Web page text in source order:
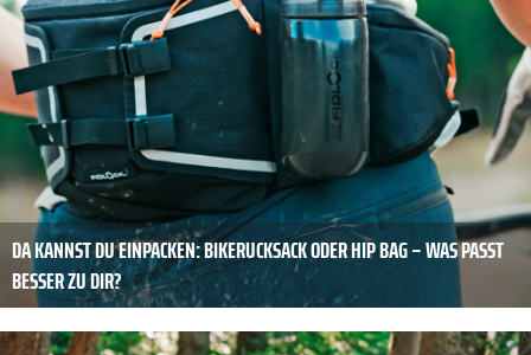
DA KANNST DU ­EINPACKEN: BIKERUCKSACK ODER HIP BAG – WAS PASST
BESSER ZU DIR?